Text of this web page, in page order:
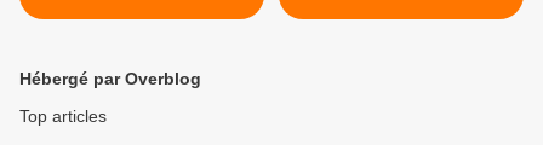
Hébergé par Overblog
Top articles